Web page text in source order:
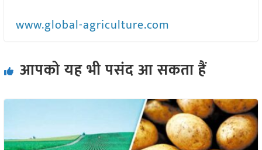
www.global-agriculture.com
आपको यह भी पसंद आ सकता हैं